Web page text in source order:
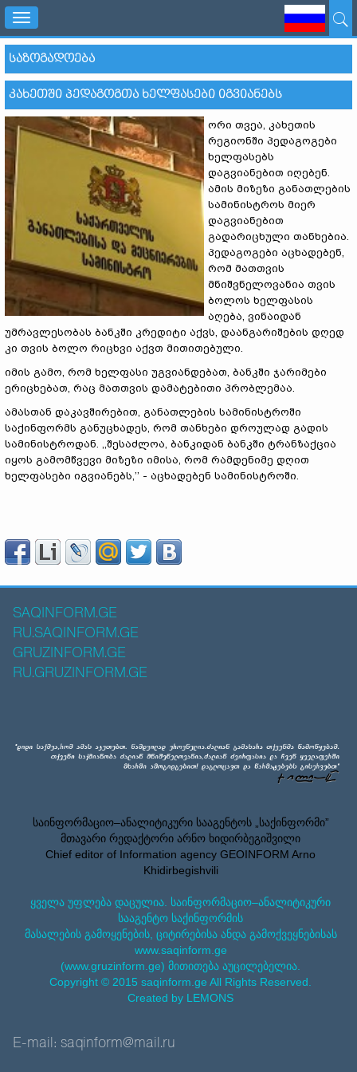
Toggle
navigation
ᲡᲐᲖᲝᲒᲐᲓᲝᲔᲑᲐ
ᲙᲐᲮᲔᲗᲨᲘ ᲞᲔᲓᲐᲒᲝᲒᲗᲐ ᲮᲔᲚᲤᲐᲡᲔᲑᲘ ᲘᲒᲕᲘᲐᲜᲔᲑᲡ
ორი თვეა, კახეთის
რეგიონში პედაგოგები
ხელფასებს
დაგვიანებით იღებენ.
ამის მიზეზი განათლების
სამინისტროს მიერ
დაგვიანებით
გადარიცხული თანხებია.
პედაგოგები აცხადებენ,
რომ მათთვის
მნიშვნელოვანია თვის
ბოლოს ხელფასის
აღება, ვინაიდან
უმრავლესობას ბანკში კრედიტი აქვს, დაანგარიშების დღედ
კი თვის ბოლო რიცხვი აქვთ მითითებული.
იმის გამო, რომ ხელფასი უგვიანდებათ, ბანკში ჯარიმები
ერიცხებათ, რაც მათთვის დამატებითი პრობლემაა.
ამასთან დაკავშირებით, განათლების სამინისტროში
საქინფორმს განუცხადეს, რომ თანხები დროულად გადის
სამინისტროდან. ,,შესაძლოა, ბანკიდან ბანკში ტრანზაქცია
იყოს გამომწვევი მიზეზი იმისა, რომ რამდენიმე დღით
ხელფასები იგვიანებს,’’ - აცხადებენ სამინისტროში.
SAQINFORM.GE
RU.SAQINFORM.GE
GRUZINFORM.GE
RU.GRUZINFORM.GE
საინფორმაციო–ანალიტიკური სააგენტოს „საქინფორმი”
მთავარი რედაქტორი არნო ხიდირბეგიშვილი
Chief editor of Information agency GEOINFORM Arno
Khidirbegishvili
ყველა უფლება დაცულია. საინფორმაციო–ანალიტიკური
სააგენტო საქინფორმის
მასალების გამოყენების, ციტირებისა ანდა გამოქვეყნებისას
www.saqinform.ge
(www.gruzinform.ge) მითითება აუცილებელია.
Copyright © 2015 saqinform.ge All Rights Reserved.
Created by LEMONS
E-mail: saqinform@mail.ru